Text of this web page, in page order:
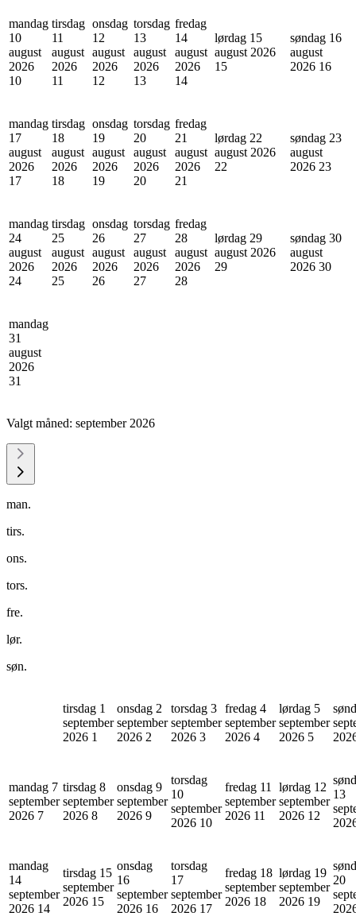
mandag
10
august
2026
10
tirsdag
11
august
2026
11
onsdag
12
august
2026
12
torsdag
13
august
2026
13
fredag
14
august
2026
14
lørdag 15
august 2026
15
søndag 16
august
2026 16
mandag
17
august
2026
17
tirsdag
18
august
2026
18
onsdag
19
august
2026
19
torsdag
20
august
2026
20
fredag
21
august
2026
21
lørdag 22
august 2026
22
søndag 23
august
2026 23
mandag
24
august
2026
24
tirsdag
25
august
2026
25
onsdag
26
august
2026
26
torsdag
27
august
2026
27
fredag
28
august
2026
28
lørdag 29
august 2026
29
søndag 30
august
2026 30
mandag
31
august
2026
31
Valgt måned: september 2026
man.
tirs.
ons.
tors.
fre.
lør.
søn.
tirsdag 1
september
2026 1
onsdag 2
september
2026 2
torsdag 3
september
2026 3
fredag 4
september
2026 4
lørdag 5
september
2026 5
mandag 7
september
2026 7
tirsdag 8
september
2026 8
onsdag 9
september
2026 9
torsdag
10
september
2026 10
fredag 11
september
2026 11
lørdag 12
september
2026 12
13
mandag
14
september
2026 14
tirsdag 15
september
2026 15
onsdag
16
september
2026 16
torsdag
17
september
2026 17
fredag 18
september
2026 18
lørdag 19
september
2026 19
20